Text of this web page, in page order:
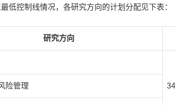
低控制线情况，各研究方向的计划分配见下表：
研究方向
34
险管理